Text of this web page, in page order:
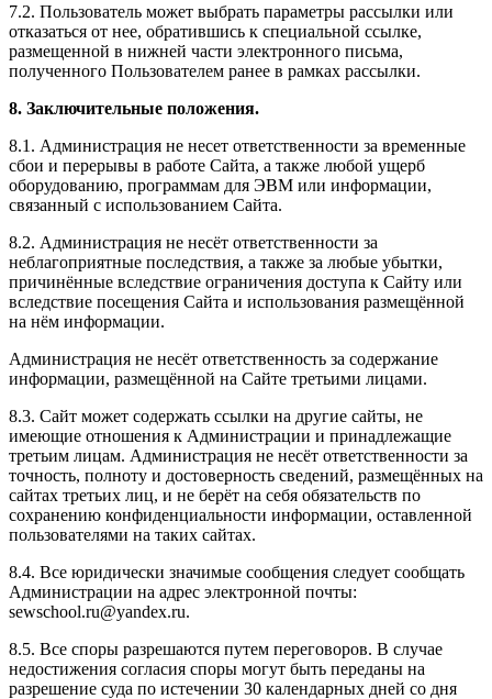
7.2. Пользователь может выбрать параметры рассылки или
отказаться от нее, обратившись к специальной ссылке,
размещенной в нижней части электронного письма,
полученного Пользователем ранее в рамках рассылки.
8. Заключительные положения.
8.1. Администрация не несет ответственности за временные
сбои и перерывы в работе Сайта, а также любой ущерб
оборудованию, программам для ЭВМ или информации,
связанный с использованием Сайта.
8.2. Администрация не несёт ответственности за
неблагоприятные последствия, а также за любые убытки,
причинённые вследствие ограничения доступа к Сайту или
вследствие посещения Сайта и использования размещённой
на нём информации.
Администрация не несёт ответственность за содержание
информации, размещённой на Сайте третьими лицами.
8.3. Сайт может содержать ссылки на другие сайты, не
имеющие отношения к Администрации и принадлежащие
третьим лицам. Администрация не несёт ответственности за
точность, полноту и достоверность сведений, размещённых на
сайтах третьих лиц, и не берёт на себя обязательств по
сохранению конфиденциальности информации, оставленной
пользователями на таких сайтах.
8.4. Все юридически значимые сообщения следует сообщать
Администрации на адрес электронной почты:
sewschool.ru@yandex.ru.
8.5. Все споры разрешаются путем переговоров. В случае
недостижения согласия споры могут быть переданы на
разрешение суда по истечении 30 календарных дней со дня